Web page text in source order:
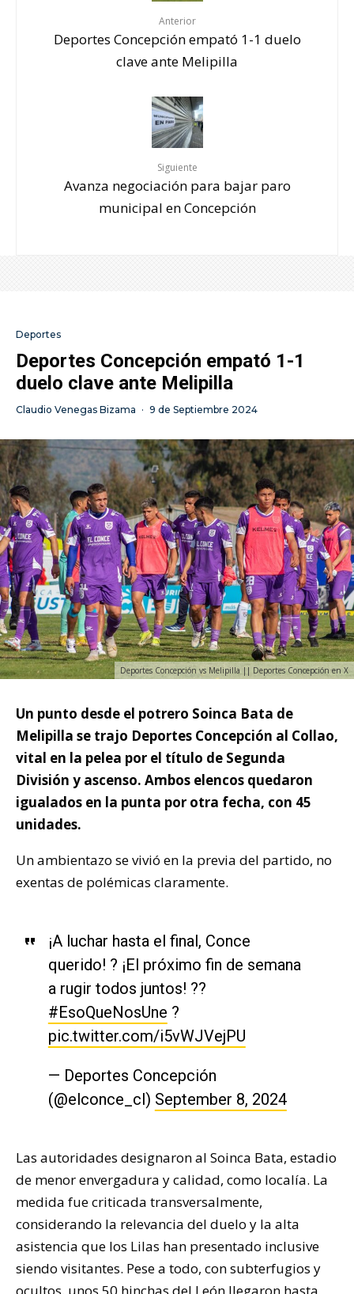
Anterior
Deportes Concepción empató 1-1 duelo
clave ante Melipilla
Siguiente
Avanza negociación para bajar paro
municipal en Concepción
Deportes
Deportes Concepción empató 1-1
duelo clave ante Melipilla
Claudio Venegas Bizama · 9 de Septiembre 2024
Deportes Concepción vs Melipilla || Deportes Concepción en X
Un punto desde el potrero Soinca Bata de
Melipilla se trajo Deportes Concepción al Collao,
vital en la pelea por el título de Segunda
División y ascenso. Ambos elencos quedaron
igualados en la punta por otra fecha, con 45
unidades.
Un ambientazo se vivió en la previa del partido, no
exentas de polémicas claramente.
¡A luchar hasta el final, Conce
querido! ? ¡El próximo fin de semana
a rugir todos juntos! ??
#EsoQueNosUne ?
pic.twitter.com/i5vWJVejPU
— Deportes Concepción
(@elconce_cl) September 8, 2024
Las autoridades designaron al Soinca Bata, estadio
de menor envergadura y calidad, como localía. La
medida fue criticada transversalmente,
considerando la relevancia del duelo y la alta
asistencia que los Lilas han presentado inclusive
siendo visitantes. Pese a todo, con subterfugios y